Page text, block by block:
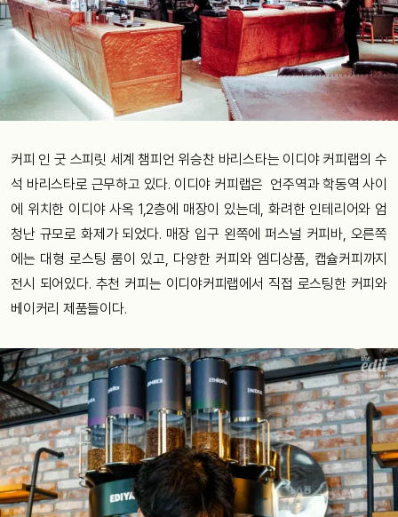
커피 인 굿 스피릿 세계 챔피언 위승찬 바리스타는 이디야 커피랩의 수
석 바리스타로 근무하고 있다. 이디야 커피랩은 언주역과 학동역 사이
에 위치한 이디야 사옥 1,2층에 매장이 있는데, 화려한 인테리어와 엄
청난 규모로 화제가 되었다. 매장 입구 왼쪽에 퍼스널 커피바, 오른쪽
에는 대형 로스팅 룸이 있고, 다양한 커피와 엠디상품, 캡슐커피까지
전시 되어있다. 추천 커피는 이디야커피랩에서 직접 로스팅한 커피와
베이커리 제품들이다.